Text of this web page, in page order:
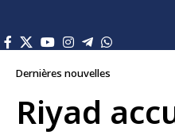
Dernières nouvelles
Riyad